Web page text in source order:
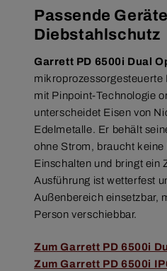
Passende
Diebstahlschutz
Garrett PD 6500i Dual
mit Pinpoint-Technologie
unterscheidet Eisen von
Edelmetalle. Er behält
ohne Strom, braucht
Einschalten und bringt ein
Ausführung ist wetterfest
Außenbereich einsetzbar,
Person verschiebbar.
Zum Garrett PD 6500i
Zum Garrett PD 6500i